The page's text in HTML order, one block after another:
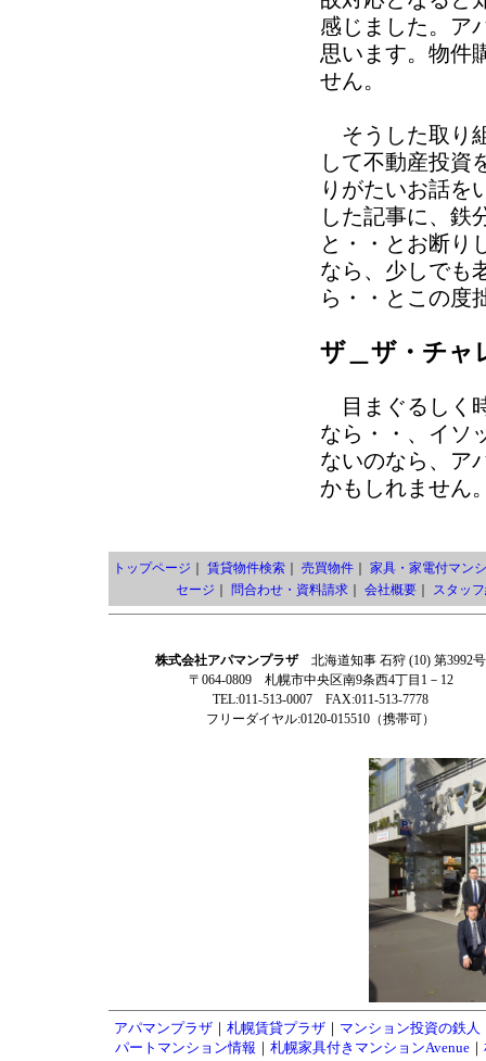
感じました。ア
思います。物件
せん。
そうした取り
して不動産投資
りがたいお話を
した記事に、鉄
と・・とお断り
なら、少しでも
ら・・とこの度
ザ＿ザ・チャ
目まぐるしく
なら・・、イソ
ないのなら、ア
かもしれません
トップページ 賃貸物件検索｜ 売買物件｜ 家具・家電付マン
セージ
問合わせ・資料請求｜ 会社概要｜ スタッ
株式会社アパマンプラザ北海道知事 石狩 (10) 第3992号
〒064-0809 札幌市中央区南9条西4丁目1－12
TEL:011-513-0007 FAX:011-513-7778
フリーダイヤル:0120-015510（携帯可）
アパマンプラザ ｜ 札幌賃貸プラザ ｜ マンション投資の鉄人
パートマンション情報 ｜ 札幌家具付きマンションAvenue｜